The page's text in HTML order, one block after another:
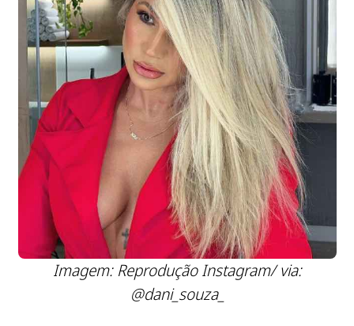
Imagem: Reprodução Instagram/ via:
@dani_souza_